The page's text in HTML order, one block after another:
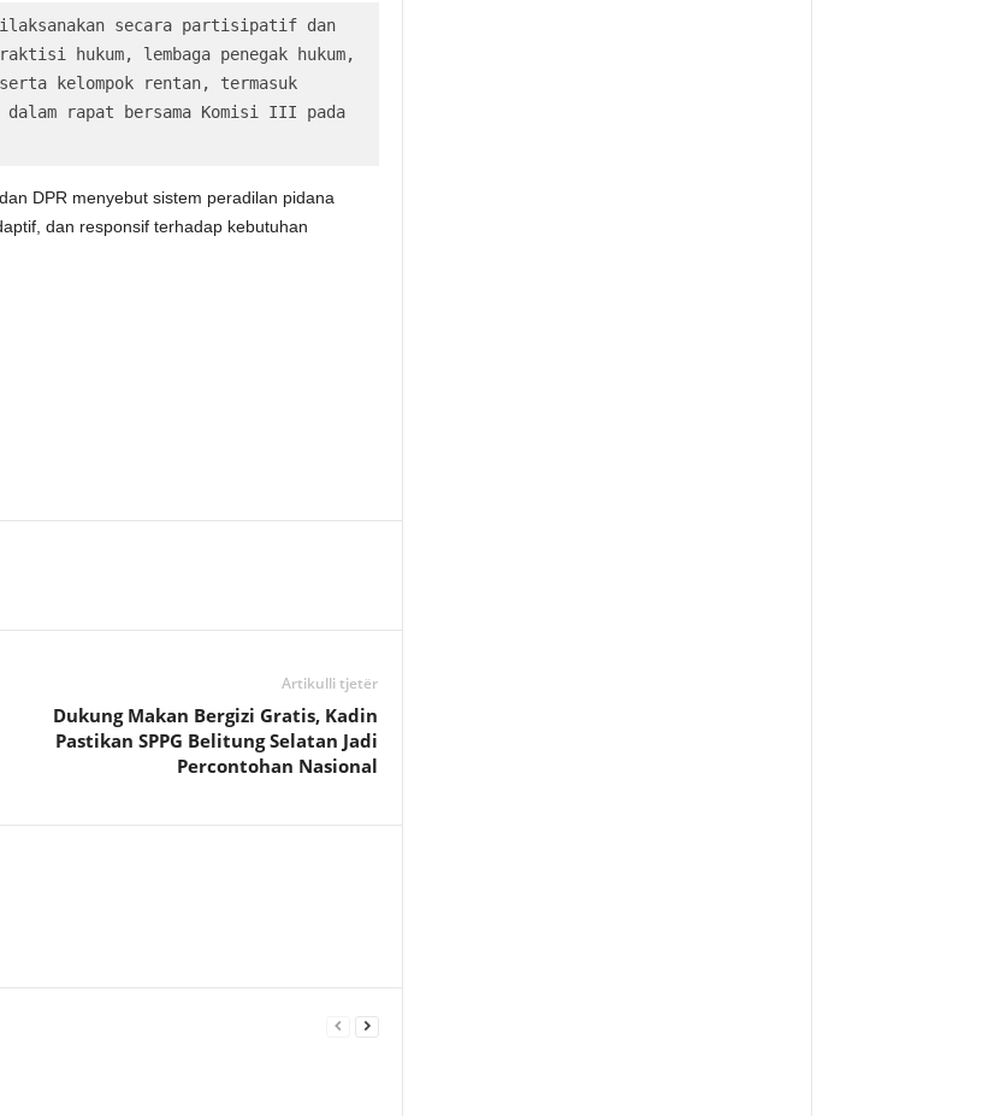
dilaksanakan secara partisipatif dan
hukum, lembaga penegak hukum,
kelompok rentan, termasuk
rapat bersama Komisi III pada
DPR menyebut sistem peradilan pidana
dan responsif terhadap kebutuhan
Artikulli tjetër
Dukung Makan Bergizi Gratis, Kadin
Pastikan SPPG Belitung Selatan Jadi
Percontohan Nasional